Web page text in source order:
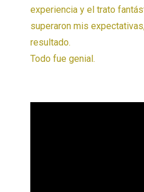
experiencia y el trato
superaron mis
resultado.
Todo fue genial.